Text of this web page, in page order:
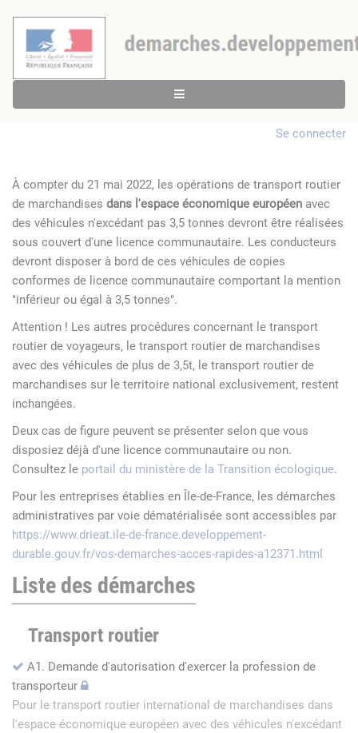
Se connecter
À compter du 21 mai 2022, les opérations de transport routier
de marchandises dans l'espace économique européen avec
des véhicules n'excédant pas 3,5 tonnes devront être réalisées
sous couvert d'une licence communautaire. Les conducteurs
devront disposer à bord de ces véhicules de copies
conformes de licence communautaire comportant la mention
"inférieur ou égal à 3,5 tonnes".
Attention ! Les autres procédures concernant le transport
routier de voyageurs, le transport routier de marchandises
avec des véhicules de plus de 3,5t, le transport routier de
marchandises sur le territoire national exclusivement, restent
inchangées.
Deux cas de figure peuvent se présenter selon que vous
disposiez déjà d'une licence communautaire ou non.
Consultez le portail du ministère de la Transition écologique.
Pour les entreprises établies en Île-de-France, les démarches
administratives par voie dématérialisée sont accessibles par
https://www.drieat.ile-de-france.developpement-
durable.gouv.fr/vos-demarches-acces-rapides-a12371.html
Liste des démarches
Transport routier
A1. Demande d'autorisation d'exercer la profession de
transporteur
Pour le transport routier international de marchandises dans
l'espace économique européen avec des véhicules n'excédant